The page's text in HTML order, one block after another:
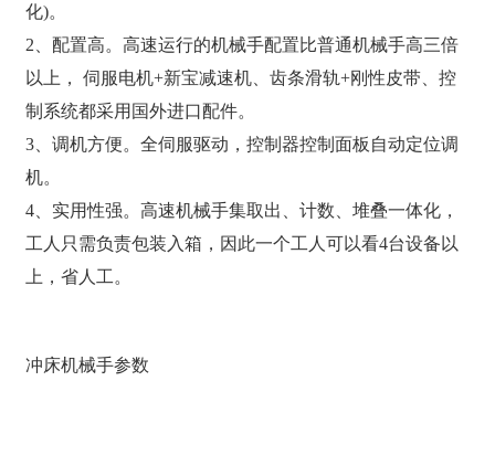
化)。
2、配置高。高速运行的机械手配置比普通机械手高三倍
以上， 伺服电机+新宝减速机、齿条滑轨+刚性皮带、控
制系统都采用国外进口配件。
3、调机方便。全伺服驱动，控制器控制面板自动定位调
机。
4、实用性强。高速机械手集取出、计数、堆叠一体化，
工人只需负责包装入箱，因此一个工人可以看4台设备以
上，省人工。
冲床机械手参数